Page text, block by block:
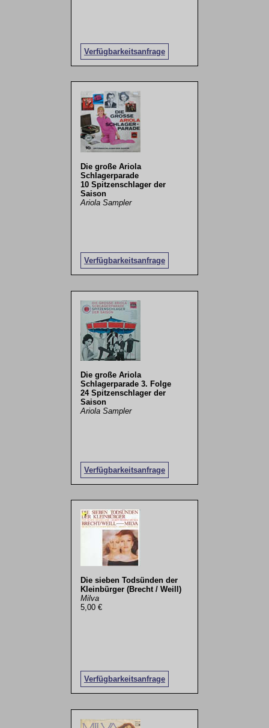
Verfügbarkeitsanfrage
Die große Ariola
Schlagerparade
10 Spitzenschlager der
Saison
Ariola Sampler
Verfügbarkeitsanfrage
Die große Ariola
Schlagerparade 3. Folge
24 Spitzenschlager der
Saison
Ariola Sampler
Verfügbarkeitsanfrage
Die sieben Todsünden der
Kleinbürger (Brecht / Weill)
Milva
5,00 €
Verfügbarkeitsanfrage